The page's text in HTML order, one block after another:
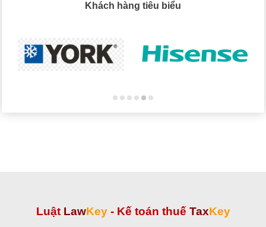
Khách hàng tiêu biểu
Luật LawKey - Kế toán thuế TaxKey